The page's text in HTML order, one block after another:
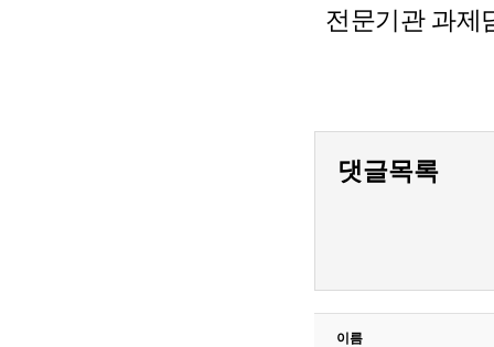
전문기관 과제
댓글목록
이름